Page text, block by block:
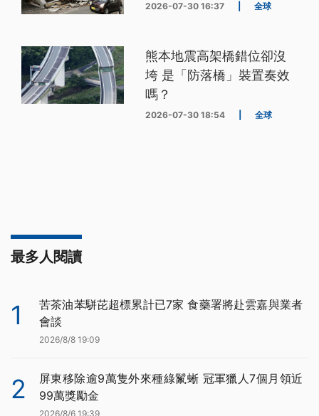
2026-07-30 16:37 全球
熊本地震高架橋錯位卻沒
垮 是「防落橋」裝置奏效
嗎？
2026-07-30 18:54 全球
最多人閱讀
1
苦茶油苯駢芘超標累計已7家 食藥署將赴雲嘉與業者
會談
2026/8/8 19:09
2
屏東移除逾9萬隻外來種綠鬣蜥 冠軍獵人7個月領近
99萬獎勵金
2026/8/6 19:39